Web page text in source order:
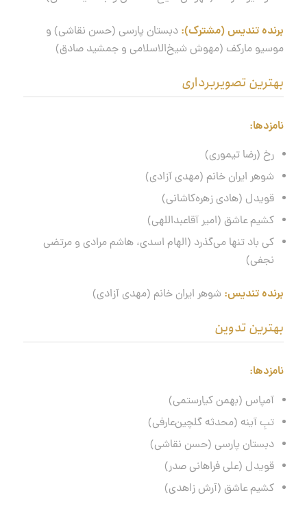
برنده تندیس (مشترک): دبستان پارسی (حسن نقاشی) و
موسیو مارکف (مهوش شیخ‌الاسلامی و جمشید صادق)
بهترین تصویربرداری
نامزدها:
رخ (رضا تیموری)
شوهر ایران خانم (مهدی آزادی)
قویدل (هادی زهره‌کاشانی)
کشیم عاشق (امیر آقاعبداللهی)
کی باد تنها می‌گذرد (الهام اسدی، هاشم مرادی و مرتضی
نجفی)
برنده تندیس: شوهر ایران خانم (مهدی آزادی)
بهترین تدوین
نامزدها:
آمپاس (بهمن کیارستمی)
تبِ آینه (محدثه گلچین‌عارفی)
دبستان پارسی (حسن نقاشی)
قویدل (علی فراهانی صدر)
کشیم عاشق (آرش زاهدی)